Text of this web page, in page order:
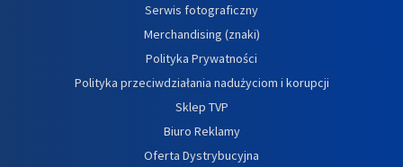
Serwis fotograficzny
Merchandising (znaki)
Polityka Prywatności
Polityka przeciwdziałania nadużyciom i korupcji
Sklep TVP
Biuro Reklamy
Oferta Dystrybucyjna